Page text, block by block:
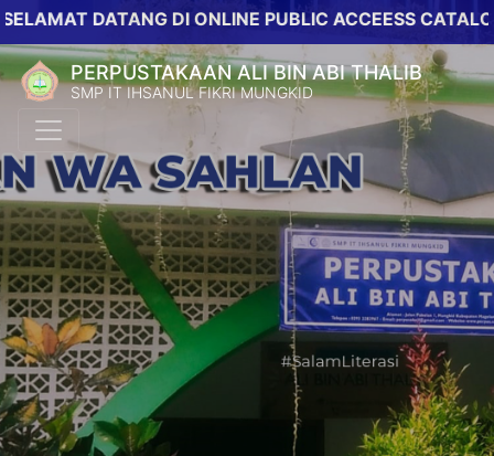
DATANG DI ONLINE PUBLIC ACCEESS CATALOG
PERPUSTAKAAN ALI BIN ABI THALIB
SMP IT IHSANUL FIKRI MUNGKID